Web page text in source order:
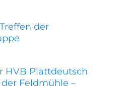
der
HVB Plattdeutsch
Feldmühle –